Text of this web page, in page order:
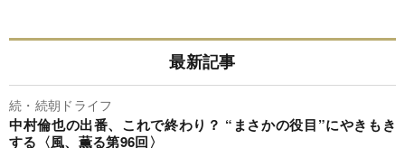
最新記事
続・続朝ドライフ
中村倫也の出番、これで終わり？ “まさかの役目”にやきもき
する〈風、薫る第96回〉